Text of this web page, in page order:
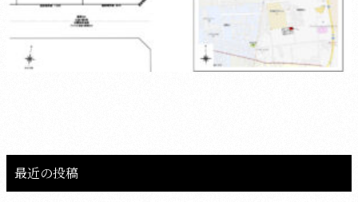
最近の投稿